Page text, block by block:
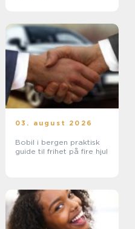
03. august 2026
Bobil i bergen praktisk
guide til frihet på fire hjul